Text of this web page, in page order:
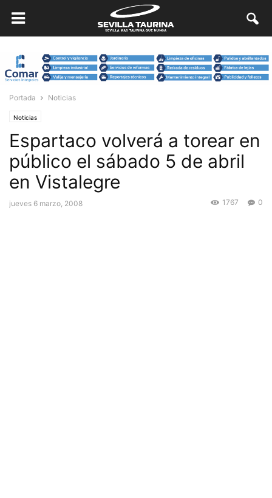
Portada Noticias
Noticias
Espartaco volverá a torear en
público el sábado 5 de abril
en Vistalegre
jueves 6 marzo, 2008 0
1767